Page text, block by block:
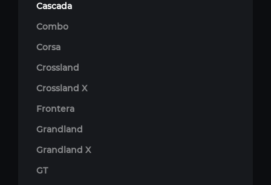
Cascada
Combo
Corsa
Crossland
Crossland X
Frontera
Grandland
Grandland X
GT